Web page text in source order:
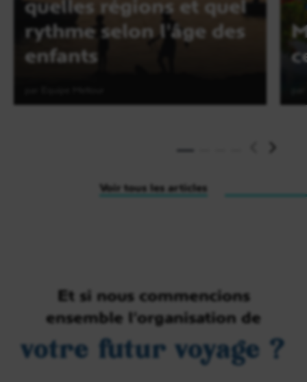
rythme selon l'âge des
enfants
Voir tous les articles
Et si nous commencions
ensemble l’organisation de
votre futur voyage ?